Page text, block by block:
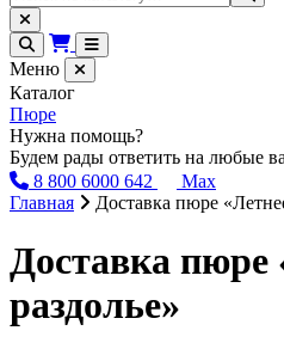
Меню
Каталог
Пюре
Нужна помощь?
Будем рады ответить на любые
8 800 6000 642
Max
Главная
Доставка пюре
Доставка пюре
раздолье»